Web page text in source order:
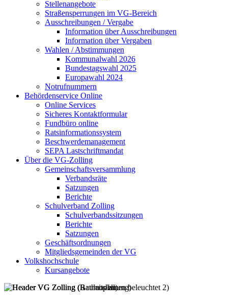
Stellenangebote
Straßensperrungen im VG-Bereich
Ausschreibungen / Vergabe
Information über Ausschreibungen
Information über Vergaben
Wahlen / Abstimmungen
Kommunalwahl 2026
Bundestagswahl 2025
Europawahl 2024
Notrufnummern
Behördenservice Online
Online Services
Sicheres Kontaktformular
Fundbüro online
Ratsinformationssystem
Beschwerdemanagement
SEPA Lastschriftmandat
Über die VG-Zolling
Gemeinschaftsversammlung
Verbandsräte
Satzungen
Berichte
Schulverband Zolling
Schulverbandssitzungen
Berichte
Satzungen
Geschäftsordnungen
Mitgliedsgemeinden der VG
Volkshochschule
Kursangebote